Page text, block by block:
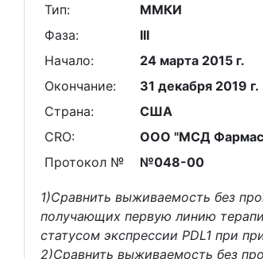
Тип:
ММКИ
Фаза:
III
Начало:
24 марта 2015 г.
Окончание:
31 декабря 2019 г.
Страна:
США
CRO:
ООО "МСД
Протокол №
№048-00
1)Сравнить выживаемость без
получающих первую линию
статусом экспрессии PDL1 при
2)Сравнить выживаемость без